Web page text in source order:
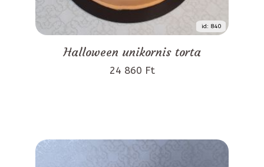
id: 840
Halloween unikornis torta
24 860 Ft